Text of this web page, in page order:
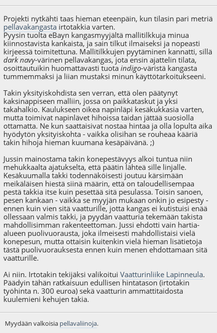
Projekti nytkähti taas hieman eteenpäin, kun tilasin pari metriä
pellavakangasta irtotakkia varten.
Pyysin tuolta eBayn kangasmyyjältä mallitilkkuja minua
kiinnostavista kankaista, ja sain tilkut ilmaiseksi ja nopeasti
kirjeessä toimitettuna. Mallitilkkujen pyytäminen kannatti, sillä
dark navy-värinen pellavakangas, jota ensin ajattelin tilata,
osoittautuikin huomattavasti tuotaindigo-väristä kangasta
tummemmaksi ja liian mustaksi minun käyttötarkoitukseeni.
Takin yksityiskohdista sen verran, että olen päätynyt
kaksinappiseen malliin, jossa on paikkataskut ja yksi
takahalkio. Kaulukseen oikea napinläpi kesäkukkasia varten,
mutta toimivat napinlävet hihoissa taidan jättää suosiolla
ottamatta. Ne kun saattaisivat nostaa hintaa ja olla lopulta aika
hyödytön yksityiskohta - vaikka olisihan se rouheaa kääriä
takin hihoja hieman kuumana kesäpäivänä. ;)
Jussin mainostama takin konepestävyys alkoi tuntua niin
mehukkaalta ajatukselta, että päätin lähteä sille linjalle.
Kesäkuumalla takki todennäköisesti joutuu kärsimään
meikäläisen hiestä siinä määrin, että on taloudellisempaa
pestä takkia itse kuin pesettää sitä pesulassa. Toisin sanoen,
pesen kankaan - vaikka se myyjän mukaan onkin jo esipesty -
ennen kuin vien sitä vaatturille, jotta kangas ei kutistuisi enää
ollessaan valmis takki, ja pyydän vaatturia tekemään takista
mahdollisimman rakenteettoman. Jussi ehdotti vain hartia-
alueen puolivuorausta, joka ilmeisesti mahdollistaisi vielä
konepesun, mutta ottaisin kuitenkin vielä hieman lisätietoja
tästä puolivuorauksesta ennen kuin menen ehdottamaan sitä
vaatturille.
Ai niin. Irtotakin tekijäksi valikoituiVaatturinliike Lapinneula.
Päädyin tähän ratkaisuun edullisen hintatason (irtotakin
työhinta n. 300 euroa) sekä vaatturin ammattitaidosta
kuulemieni kehujen takia.
Myydään valkoisia pellavaliinoja.